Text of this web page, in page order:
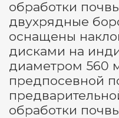
обработки
двухрядные
оснащены
дисками на
диаметром 560
предпосевной
обработки